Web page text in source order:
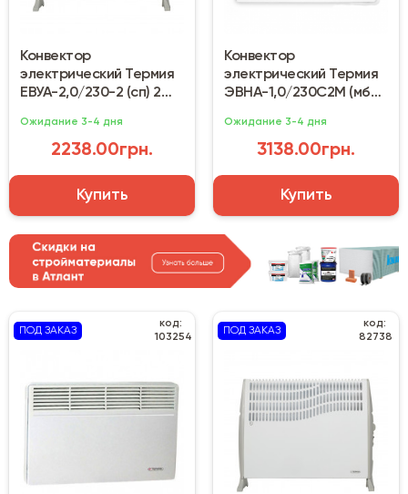
Конвектор
электрический Термия
ЕВУА-2,0/230-2 (сп) 2
Ожидание 3-4 дня
2238.00грн.
Купить
Конвектор
электрический Термия
ЭВНА-1,0/230С2М (мби)
Ожидание 3-4 дня
3138.00грн.
Купить
ПОД ЗАКАЗ
код:
103254
ПОД ЗАКАЗ
код:
82738